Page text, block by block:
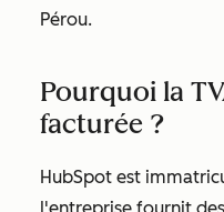
Pérou.
Pourquoi la
facturée ?
HubSpot est